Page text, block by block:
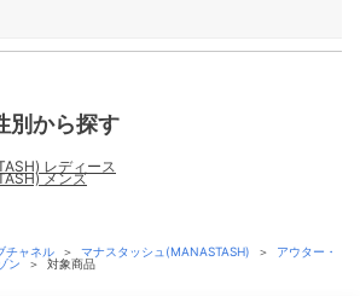
別から探す
レディース
メンズ
チャネル ＞ マナスタッシュ(MANASTASH) ＞
アウター・
ン ＞ 対象商品